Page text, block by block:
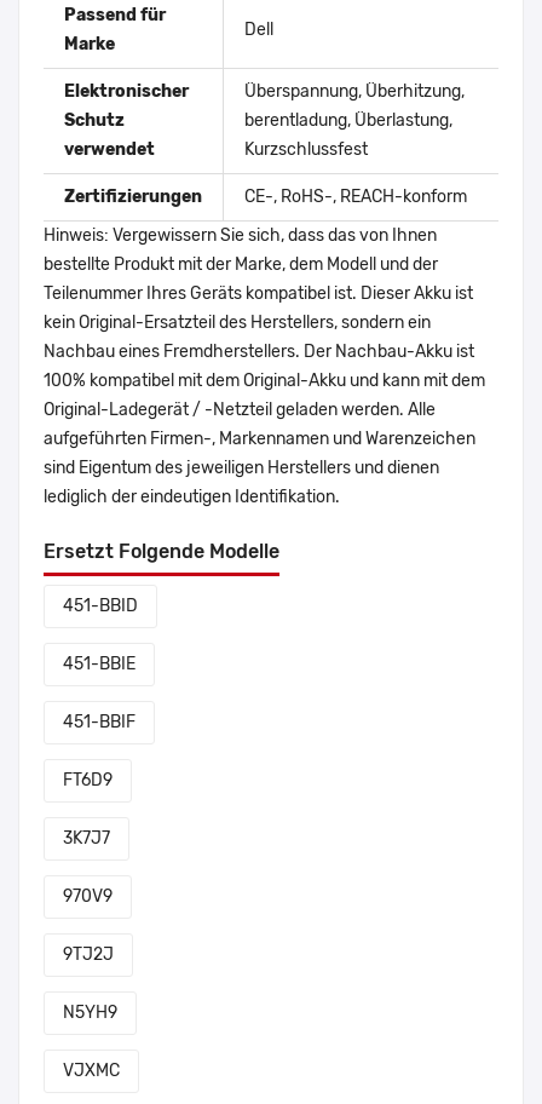
Passend für
Marke
Dell
Elektronischer
Schutz
verwendet
Überspannung, Überhitzung,
berentladung, Überlastung,
Kurzschlussfest
Zertifizierungen
CE-, RoHS-, REACH-konform
Hinweis: Vergewissern Sie sich, dass das von Ihnen
bestellte Produkt mit der Marke, dem Modell und der
Teilenummer Ihres Geräts kompatibel ist. Dieser Akku ist
kein Original-Ersatzteil des Herstellers, sondern ein
Nachbau eines Fremdherstellers. Der Nachbau-Akku ist
100% kompatibel mit dem Original-Akku und kann mit dem
Original-Ladegerät / -Netzteil geladen werden. Alle
aufgeführten Firmen-, Markennamen und Warenzeichen
sind Eigentum des jeweiligen Herstellers und dienen
lediglich der eindeutigen Identifikation.
Ersetzt Folgende Modelle
451-BBID
451-BBIE
451-BBIF
FT6D9
3K7J7
970V9
9TJ2J
N5YH9
VJXMC